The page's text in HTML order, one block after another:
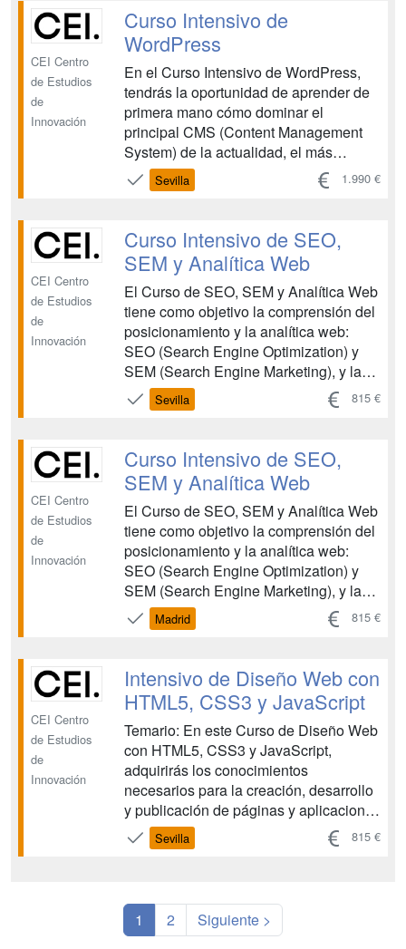
obtendrás conocimientos sobre cómo
instalar y configurar WordPress en un
servid...
CEI Centro
de Estudios
de
Innovación
Curso Intensivo de
WordPress
En el Curso Intensivo de WordPress,
tendrás la oportunidad de aprender de
primera mano cómo dominar el
principal CMS (Content Management
System) de la actualidad, el más
demandado en el mercado. No solo
aprenderás a diseñar cualquier tipo de
obtendrás conocimientos sobre cómo
instalar y configurar WordPress en un
servid...
Sevilla 1.990 €
CEI Centro
de Estudios
de
Innovación
Curso Intensivo de SEO,
SEM y Analítica Web
El Curso de SEO, SEM y Analítica Web
tiene como objetivo la comprensión del
posicionamiento y la analítica web:
SEO (Search Engine Optimization) y
SEM (Search Engine Marketing), y la
identificación de sus diferencias, así
como la adquisición de conocimientos y
estrategias dentro de nuestro plan de
marketing onlin...
Sevilla 815 €
CEI Centro
de Estudios
de
Innovación
Curso Intensivo de SEO,
SEM y Analítica Web
El Curso de SEO, SEM y Analítica Web
tiene como objetivo la comprensión del
posicionamiento y la analítica web:
SEO (Search Engine Optimization) y
SEM (Search Engine Marketing), y la
identificación de sus diferencias, así
como la adquisición de conocimientos y
estrategias dentro de nuestro plan de
marketing onlin...
Madrid 815 €
CEI Centro
de Estudios
de
Innovación
Intensivo de Diseño Web con
HTML5, CSS3 y JavaScript
Temario: En este Curso de Diseño Web
con HTML5, CSS3 y JavaScript,
adquirirás los conocimientos
necesarios para la creación, desarrollo
y publicación de páginas y aplicaciones
web modernas. Aprenderás a
estructurar contenido con HTML
interactividad tus proyectos con
JavaScript, siguiendo buena...
Sevilla 815 €
1 2 Siguiente >